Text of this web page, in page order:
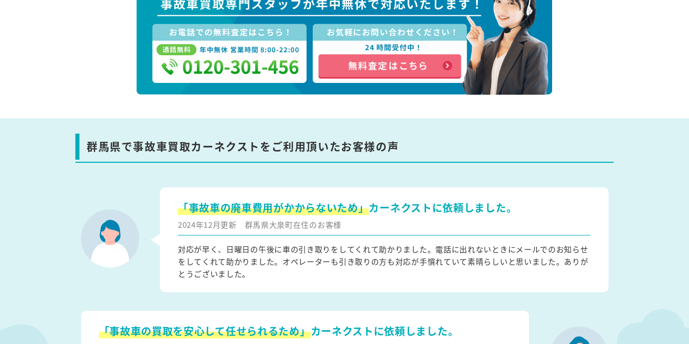
群馬県で事故車買取カーネクストをご利用頂いたお客様の声
「事故車の廃車費用がかからないため」カーネクストに依頼しました。
2024年12月更新 群馬県大泉町在住のお客様
対応が早く、日曜日の午後に車の引き取りをしてくれて助かりました。電話に出れないときにメールでのお知らせ
をしてくれて助かりました。オペレーターも引き取りの方も対応が手慣れていて素晴らしいと思いました。ありが
とうございました。
「事故車の買取を安心して任せられるため」カーネクストに依頼しました。